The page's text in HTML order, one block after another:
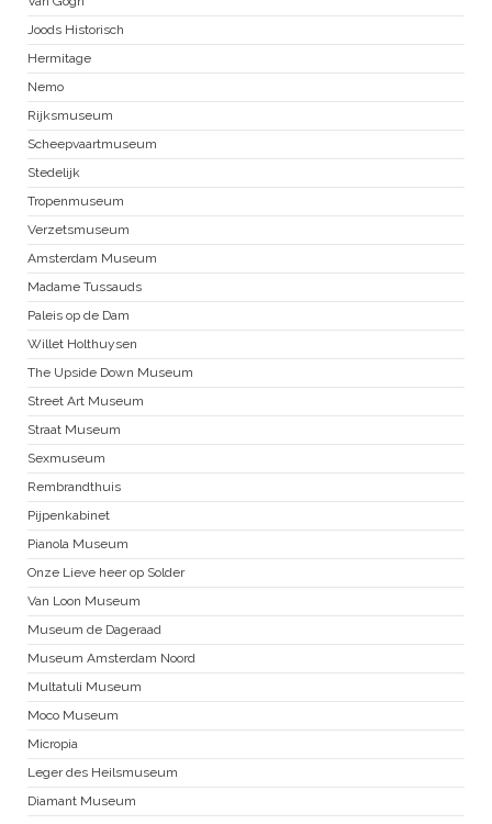
Joods Historisch
Hermitage
Nemo
Rijksmuseum
Scheepvaartmuseum
Stedelijk
Tropenmuseum
Verzetsmuseum
Amsterdam Museum
Madame Tussauds
Paleis op de Dam
Willet Holthuysen
The Upside Down Museum
Street Art Museum
Straat Museum
Sexmuseum
Rembrandthuis
Pijpenkabinet
Pianola Museum
Onze Lieve heer op Solder
Van Loon Museum
Museum de Dageraad
Museum Amsterdam Noord
Multatuli Museum
Moco Museum
Micropia
Leger des Heilsmuseum
Diamant Museum